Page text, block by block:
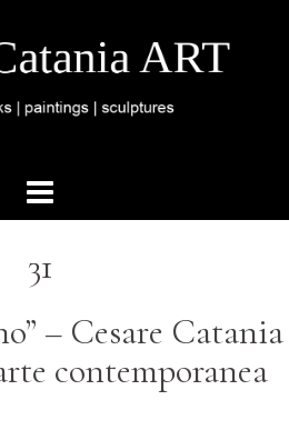
31
– Cesare Catania
contemporanea